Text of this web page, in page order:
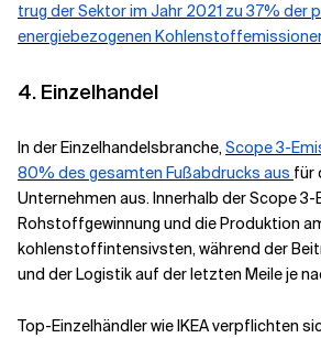
trug der Sektor im Jahr 2021 zu 37% der
energiebezogenen
4. Einzelhandel
In der Einzelhandelsbranche,Scope 3-
80% des gesamten Fußabdrucks aus für
Unternehmen aus. Innerhalb der Scope
Rohstoffgewinnung und die Produktion
kohlenstoffintensivsten, während der
und der Logistik auf der letzten Meile je
Top-Einzelhändler wie IKEA verpflichten